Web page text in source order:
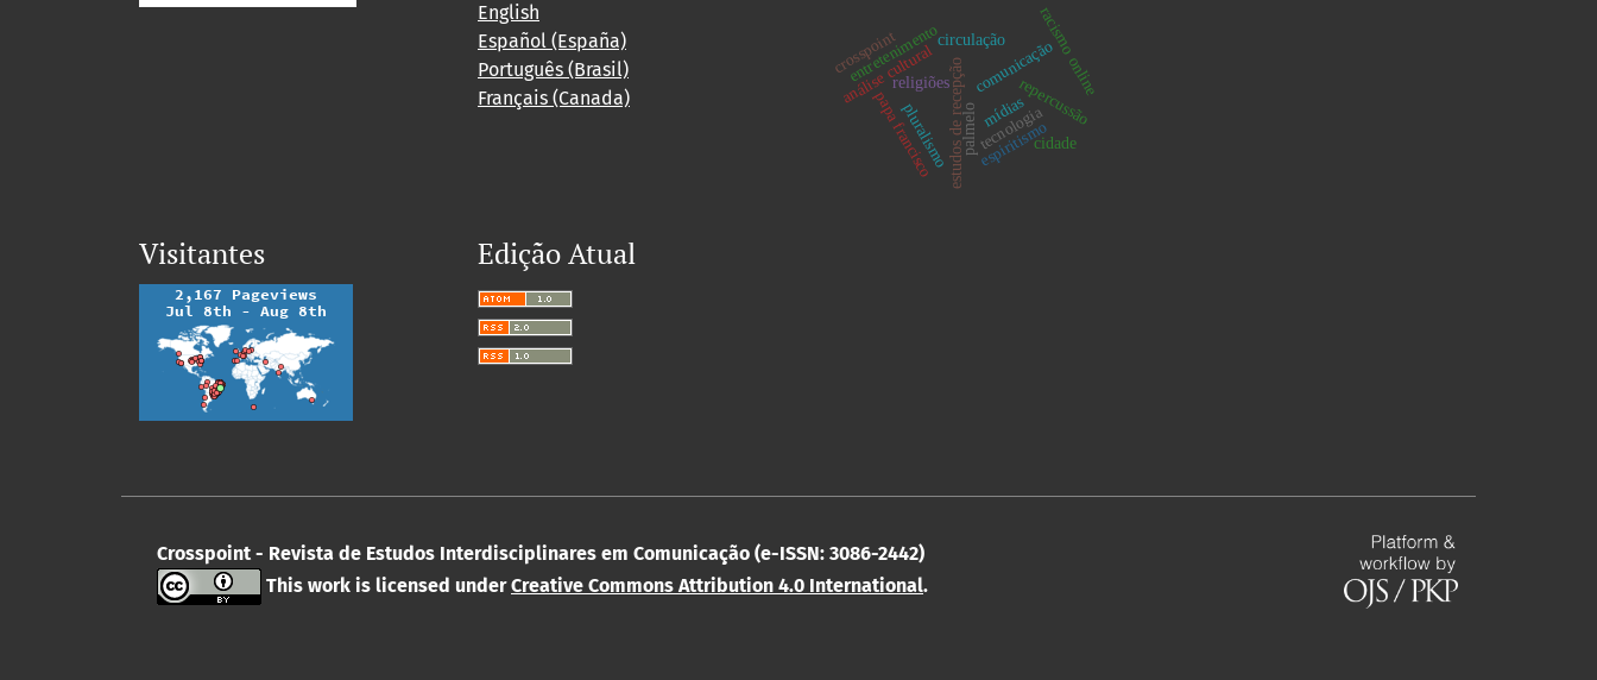
English
Español (España)
Português (Brasil)
Français (Canada)
comunicação
estudos de recepção mídias
religiões
palmelo
análise cultural
espiritismocidade
circulação
papa francisco
entretenimento
crosspoint racismo online
repercussão
tecnologia
pluralismo
Visitantes Edição Atual
Crosspoint - Revista de Estudos Interdisciplinares em Comunicação (e-ISSN: 3086-2442)
This work is licensed underCreative Commons Attribution 4.0 International.